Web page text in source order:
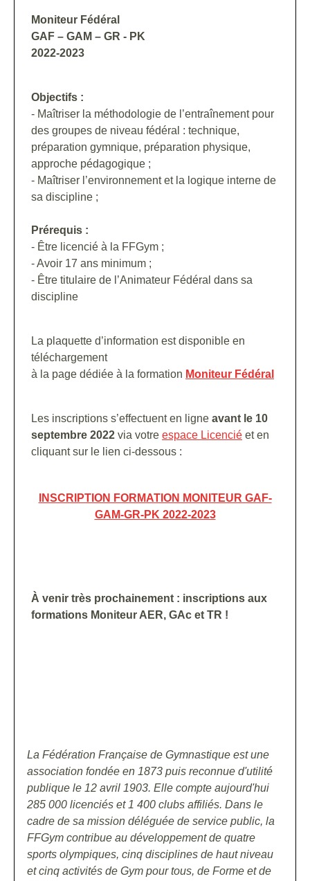
Moniteur Fédéral
GAF – GAM – GR - PK
2022-2023
Objectifs :
- Maîtriser la méthodologie de l’entraînement pour
des groupes de niveau fédéral : technique,
préparation gymnique, préparation physique,
approche pédagogique ;
- Maîtriser l’environnement et la logique interne de
sa discipline ;
Prérequis :
- Être licencié à la FFGym ;
- Avoir 17 ans minimum ;
- Être titulaire de l’Animateur Fédéral dans sa
discipline
La plaquette d’information est disponible en
téléchargement
à la page dédiée à la formation Moniteur Fédéral
Les inscriptions s’effectuent en ligne avant le 10
septembre 2022 via votre espace Licencié et en
cliquant sur le lien ci-dessous :
INSCRIPTION FORMATION MONITEUR GAF-
GAM-GR-PK 2022-2023
À venir très prochainement : inscriptions aux
formations Moniteur AER, GAc et TR !
La Fédération Française de Gymnastique est une
association fondée en 1873 puis reconnue d'utilité
publique le 12 avril 1903. Elle compte aujourd'hui
285 000 licenciés et 1 400 clubs affiliés. Dans le
cadre de sa mission déléguée de service public, la
FFGym contribue au développement de quatre
sports olympiques, cinq disciplines de haut niveau
et cinq activités de Gym pour tous, de Forme et de